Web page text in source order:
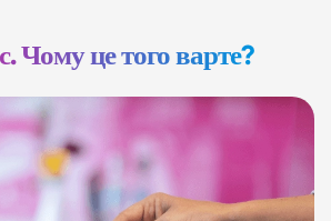
Чому це того варте?